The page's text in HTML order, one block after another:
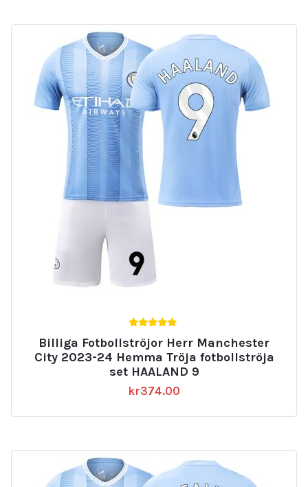
av 5
Billiga Fotbollströjor Herr Manchester
City 2023-24 Hemma Tröja fotbollströja
set HAALAND 9
kr374.00